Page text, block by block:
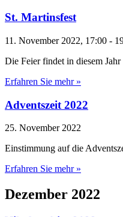
St. Martinsfest
11. November 2022, 17:00 -
Die Feier findet in diesem
Erfahren Sie mehr »
Adventszeit 2022
25. November 2022
Einstimmung auf die
Erfahren Sie mehr »
Dezember 2022